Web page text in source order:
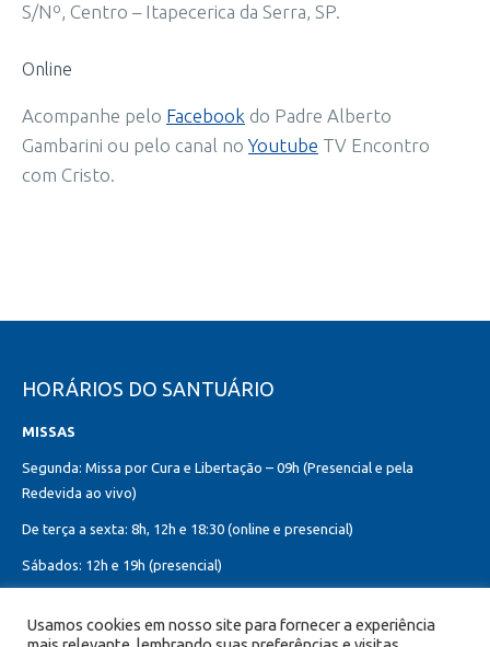
S/Nº, Centro – Itapecerica da Serra, SP.
Online
Acompanhe pelo Facebook do Padre Alberto
Gambarini ou pelo canal no Youtube TV Encontro
com Cristo.
HORÁRIOS DO SANTUÁRIO
MISSAS
Segunda: Missa por Cura e Libertação – 09h (Presencial e pela
Redevida ao vivo)
De terça a sexta: 8h, 12h e 18:30 (online e presencial)
Sábados: 12h e 19h (presencial)
12h, 18h30 (presencial)
Usamos cookies em nosso site para fornecer a experiência